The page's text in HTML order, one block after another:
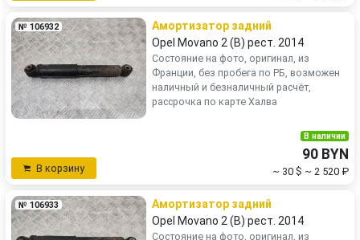
№ 106932
Амортизатор задний
Opel Movano 2 (B) рест. 2014
Состояние на фото, оригинал, из
Франции, без пробега по РБ, возможен
наличный и безналичный расчёт,
рассрочка по карте Халва
В корзину
В наличии
90 BYN
~ 30 $ ~ 2 520 ₽
№ 106933
Амортизатор задний
Opel Movano 2 (B) рест. 2014
Состояние на фото, оригинал, из